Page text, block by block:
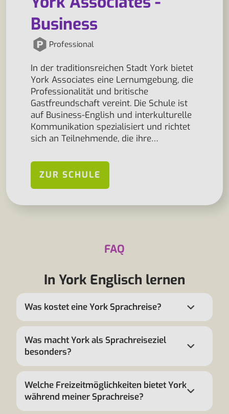
Business
Professional
In der traditionsreichen Stadt York bietet
York Associates eine Lernumgebung, die
Professionalität und britische
Gastfreundschaft vereint. Die Schule ist
auf Business-English und interkulturelle
Kommunikation spezialisiert und richtet
sich an Teilnehmende, die ihre…
ZUR SCHULE
FAQ
In York Englisch lernen
Was kostet eine York Sprachreise?
Was macht York als Sprachreiseziel
besonders?
Welche Freizeitmöglichkeiten bietet York
während meiner Sprachreise?